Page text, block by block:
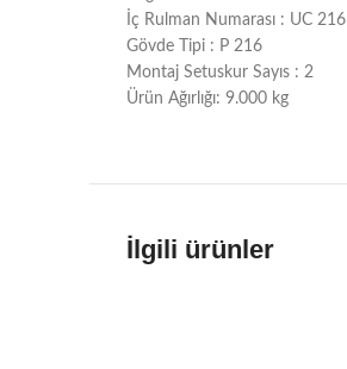
İç Rulman Numarası : UC 216
Gövde Tipi : P 216
Montaj Setuskur Sayıs : 2
Ürün Ağırlığı: 9.000 kg
İlgili ürünler